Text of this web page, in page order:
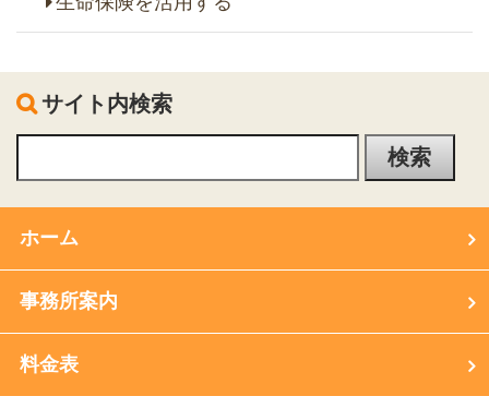
サイト内検索
ホーム
事務所案内
料金表